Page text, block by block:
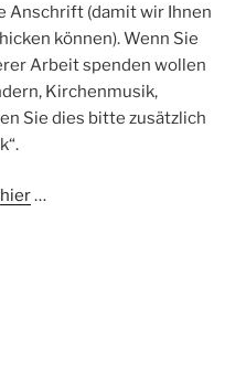
Anschrift (damit wir Ihnen
können). Wenn Sie
Arbeit spenden wollen
Kirchenmusik,
Sie dies bitte zusätzlich
hier…